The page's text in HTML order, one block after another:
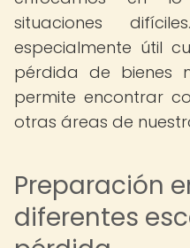
situaciones
especialmente útil
pérdida de bienes
permite encontrar
otras áreas de
Preparación
diferentes